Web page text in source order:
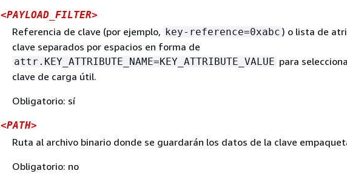
<PAYLOAD_FILTER>
Referencia de clave (por ejemplo, key-reference=0xabc ) o lista de
clave separados por espacios en forma de
attr.KEY_ATTRIBUTE_NAME=KEY_ATTRIBUTE_VALUE para
clave de carga útil.
Obligatorio: sí
<PATH>
Ruta al archivo binario donde se guardarán los datos de la clave
Obligatorio: no